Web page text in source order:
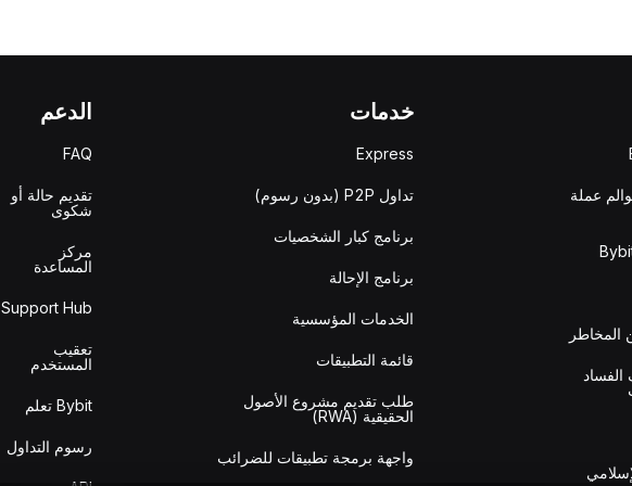
عملة
خدمات
Express
تداول P2P (بدون رسوم)
برنامج كبار الشخصيات
برنامج الإحالة
الخدمات المؤسسية
قائمة التطبيقات
طلب تقديم مشروع الأصول
الحقيقية (RWA)
واجهة برمجة تطبيقات للضرائب
الدعم
FAQ
تقديم حالة أو
شكوى
مركز
المساعدة
Support Hub
تعقيب
المستخدم
Bybit تعلم
رسوم التداول